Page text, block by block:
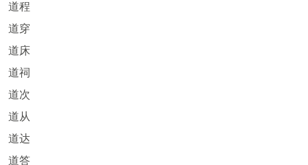
道程
道穿
道床
道祠
道次
道从
道达
道答